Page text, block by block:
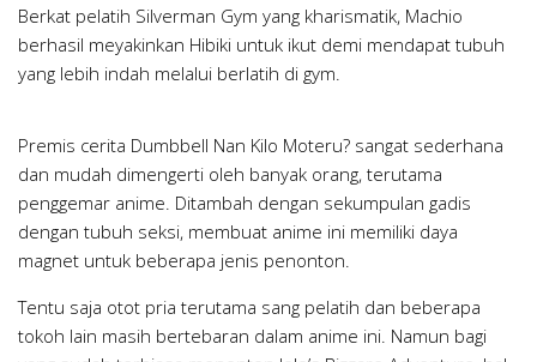
Berkat pelatih Silverman Gym yang kharismatik, Machio
berhasil meyakinkan Hibiki untuk ikut demi mendapat tubuh
yang lebih indah melalui berlatih di gym.
Premis cerita Dumbbell Nan Kilo Moteru? sangat sederhana
dan mudah dimengerti oleh banyak orang, terutama
penggemar anime. Ditambah dengan sekumpulan gadis
dengan tubuh seksi, membuat anime ini memiliki daya
magnet untuk beberapa jenis penonton.
Tentu saja otot pria terutama sang pelatih dan beberapa
tokoh lain masih bertebaran dalam anime ini. Namun bagi